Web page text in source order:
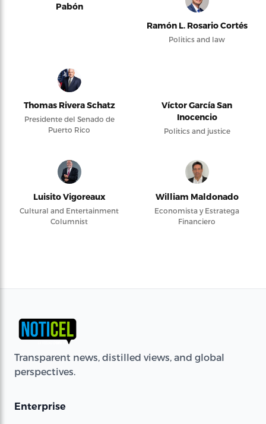
Pabón
Ramón L. Rosario Cortés
Politics and law
Thomas Rivera Schatz
Presidente del Senado de
Puerto Rico
Víctor García San
Inocencio
Politics and justice
Luisito Vigoreaux
Cultural and Entertainment
Columnist
William Maldonado
Economista y Estratega
Financiero
Transparent news, distilled views, and global
perspectives.
Enterprise